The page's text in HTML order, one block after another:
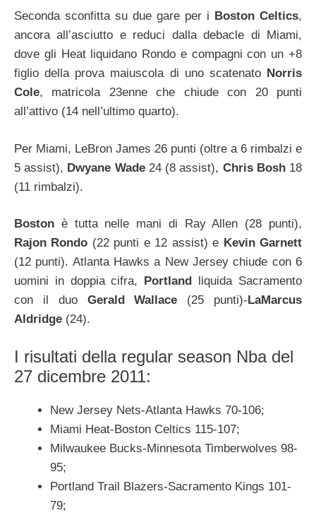
Seconda sconfitta su due gare per i Boston Celtics,
ancora all’asciutto e reduci dalla debacle di Miami,
dove gli Heat liquidano Rondo e compagni con un +8
figlio della prova maiuscola di uno scatenato Norris
Cole, matricola 23enne che chiude con 20 punti
all’attivo (14 nell’ultimo quarto).
Per Miami, LeBron James 26 punti (oltre a 6 rimbalzi e
5 assist), Dwyane Wade24 (8 assist), Chris Bosh18
(11 rimbalzi).
Boston è tutta nelle mani di Ray Allen (28 punti),
Rajon Rondo (22 punti e 12 assist) e Kevin Garnett
(12 punti). Atlanta Hawks a New Jersey chiude con 6
uomini in doppia cifra,
Portland
liquida Sacramento
con il duoGerald Wallace (25 punti)- LaMarcus
Aldridge (24).
I risultati della regular season Nba del
27 dicembre 2011:
New Jersey Nets-Atlanta Hawks 70-106;
Miami Heat-Boston Celtics 115-107;
Milwaukee Bucks-Minnesota Timberwolves 98-
95;
Portland Trail Blazers-Sacramento Kings 101-
79;